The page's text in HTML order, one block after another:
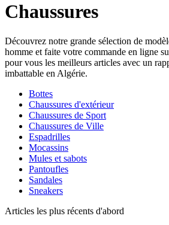
Chaussures
Découvrez notre grande sélection de
homme et faite votre commande en ligne
pour vous les meilleurs articles avec un
imbattable en Algérie.
Bottes
Chaussures d'extérieur
Chaussures de Sport
Chaussures de Ville
Espadrilles
Mocassins
Mules et sabots
Pantoufles
Sandales
Sneakers
Articles les plus récents d'abord